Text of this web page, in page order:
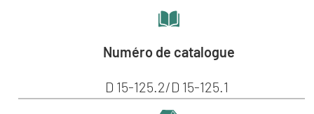
Numéro de catalogue
D 15-125.2/D 15-125.1